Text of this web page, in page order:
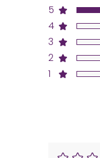
5
4
3
2
1